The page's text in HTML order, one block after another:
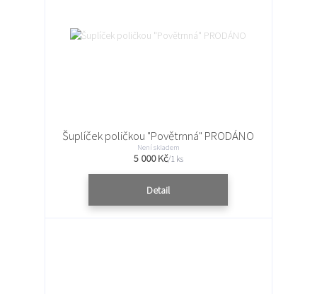
Šuplíček poličkou "Povětrnná" PRODÁNO
5 000 Kč/1 ks
Není skladem
Detail